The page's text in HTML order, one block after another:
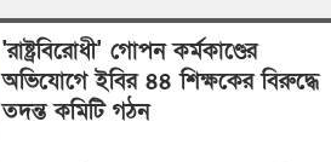
'রাষ্ট্রবিরোধী' গোপন কর্মকাণ্ডের
অভিযোগে ইবির ৪৪ শিক্ষকের বিরুদ্ধে
তদন্ত কমিটি গঠন